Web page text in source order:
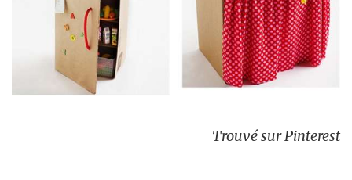
Trouvé sur Pinterest